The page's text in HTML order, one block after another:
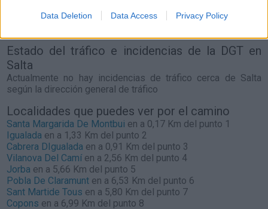
Data Deletion Data Access Privacy Policy
Actualmente no hay incidencias de tráfico cerca de
Estado del tráfico e incidencias de la DGT en
Salta
Actualmente no hay incidencias de tráfico cerca de Salta
según la dirección general de tráfico
Localidades que puedes ver por el camino
Santa Margarida De Montbui en a 0,17 Km del punto 1
Igualada en a 1,33 Km del punto 2
Cabrera DIgualada en a 0,91 Km del punto 3
Vilanova Del Camí en a 2,56 Km del punto 4
Jorba en a 5,66 Km del punto 5
Pobla De Claramunt en a 6,53 Km del punto 6
Sant Martide Tous en a 5,80 Km del punto 7
Copons en a 6,99 Km del punto 8